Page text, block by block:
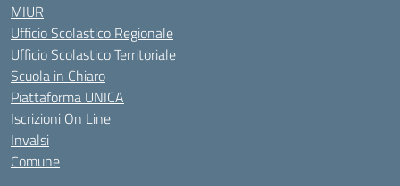
MIUR
Ufficio Scolastico Regionale
Ufficio Scolastico Territoriale
Scuola in Chiaro
Piattaforma UNICA
Iscrizioni On Line
Invalsi
Comune